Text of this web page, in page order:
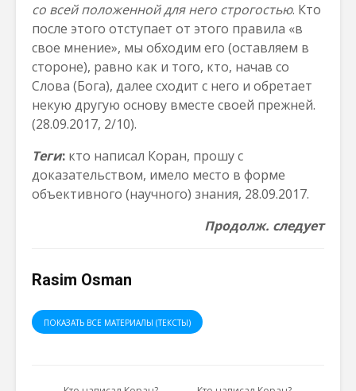
со всей положенной для него строгостью. Кто
после этого отступает от этого правила «в
свое мнение», мы обходим его (оставляем в
стороне), равно как и того, кто, начав со
Слова (Бога), далее сходит с него и обретает
некую другую основу вместе своей прежней.
(28.09.2017, 2/10).
Теги: кто написал Коран, прошу с
доказательством, имело место в форме
объективного (научного) знания, 28.09.2017.
Продолж. следует
Rasim Osman
ПОКАЗАТЬ ВСЕ МАТЕРИАЛЫ (ТЕКСТЫ)